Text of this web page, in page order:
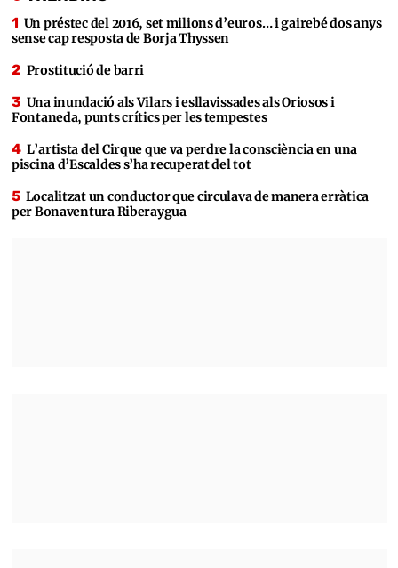
Un préstec del 2016, set milions d’euros… i gairebé dos anys
sense cap resposta de Borja Thyssen
Prostitució de barri
Una inundació als Vilars i esllavissades als Oriosos i
Fontaneda, punts crítics per les tempestes
L’artista del Cirque que va perdre la consciència en una
piscina d’Escaldes s’ha recuperat del tot
Localitzat un conductor que circulava de manera erràtica
per Bonaventura Riberaygua